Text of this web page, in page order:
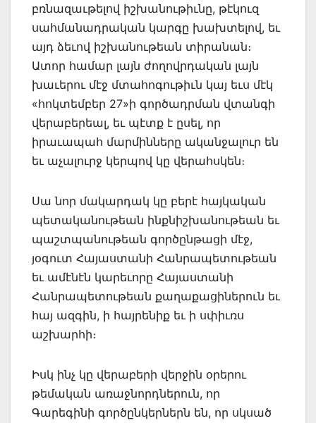
բռնազաւթելով իշխանութիւնը, թէկուզ
սահմանադրական կարգը խախտելով, եւ
այդ ձեւով իշխանութեան տիրանան։
Ատոր համար լայն ժողովրդական լայն
խաւերու մէջ մտահոգութիւն կայ եւս մէկ
«հոկտեմբեր 27»ի գործադրման վտանգի
վերաբերեալ, եւ պէտք է ըսել, որ
իրաւապահ մարմինները ականջալուր են
եւ աչալուրջ կերպով կը վերահսկեն։
Սա նոր մակարդակ կը բերէ հայկական
պետականութեան ինքնիշխանութեան եւ
պաշտպանութեան գործընթացի մէջ,
յօգուտ Հայաստանի Հանրապետութեան
եւ ամէնէն կարեւորը Հայաստանի
Հանրապետութեան քաղաքացիներուն եւ
հայ ազգին, ի հայրենիք եւ ի սփիւռս
աշխարհի։
Իսկ ինչ կը վերաբերի վերջին օրերու
թեմական առաջնորդներուն, որ
Գարեգինի գործընկերներն են, որ սկսած